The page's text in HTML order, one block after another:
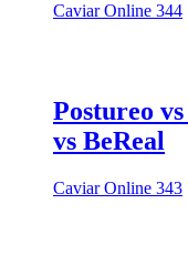
Caviar Online 344
Postureo
vs BeReal
Caviar Online 343